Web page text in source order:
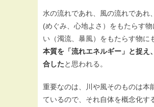
水の流れであれ、風の流れであれ
(めぐみ、心地よさ）をもたらす物
い（濁流、暴風）をもたらす物に
本質を「流れエネルギー」と捉え
合したと思われる。
重要なのは、川や風そのものは本
ているので、それ自体を概念化す